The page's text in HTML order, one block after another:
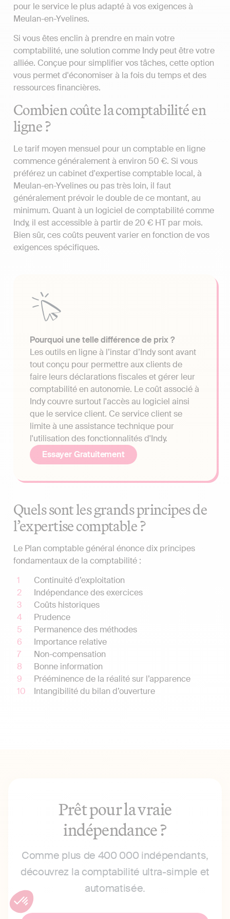
pour le service le plus adapté à vos exigences à
Meulan-en-Yvelines.
Si vous êtes enclin à prendre en main votre
comptabilité, une solution comme Indy peut être votre
alliée. Conçue pour simplifier vos tâches, cette option
vous permet d'économiser à la fois du temps et des
ressources financières.
Combien coûte la comptabilité en
ligne ?
Le tarif moyen mensuel pour un comptable en ligne
commence généralement à environ 50 €. Si vous
préférez un cabinet d'expertise comptable local, à
Meulan-en-Yvelines ou pas très loin, il faut
généralement prévoir le double de ce montant, au
minimum. Quant à un logiciel de comptabilité comme
Indy, il est accessible à partir de 20 € HT par mois.
Bien sûr, ces coûts peuvent varier en fonction de vos
exigences spécifiques.
Pourquoi une telle différence de prix ?
Les outils en ligne à l’instar d’Indy sont avant
tout conçu pour permettre aux clients de
faire leurs déclarations fiscales et gérer leur
comptabilité en autonomie. Le coût associé à
Indy couvre surtout l'accès au logiciel ainsi
que le service client. Ce service client se
limite à une assistance technique pour
l'utilisation des fonctionnalités d'Indy.
Essayer Gratuitement
Quels sont les grands principes de
l’expertise comptable ?
Le Plan comptable général énonce dix principes
fondamentaux de la comptabilité :
Continuité d’exploitation
Indépendance des exercices
Coûts historiques
Prudence
Permanence des méthodes
Importance relative
Non-compensation
Bonne information
Prééminence de la réalité sur l’apparence
Intangibilité du bilan d’ouverture
Prêt pour la vraie
indépendance ?
Comme plus de 400 000 indépendants,
découvrez la comptabilité ultra-simple et
automatisée.